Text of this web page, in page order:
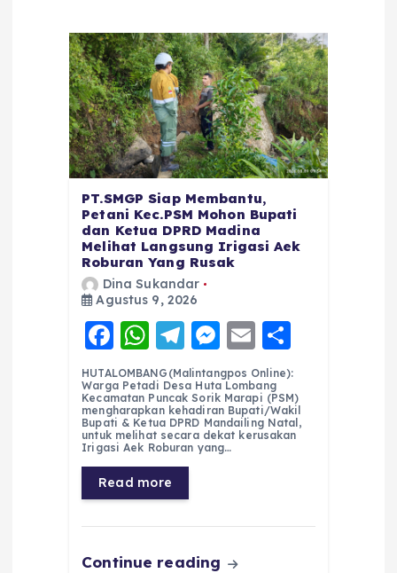
PT.SMGP Siap Membantu,
Petani Kec.PSM Mohon Bupati
dan Ketua DPRD Madina
Melihat Langsung Irigasi Aek
Roburan Yang Rusak
Dina Sukandar
Agustus 9, 2026
F
a
c
e
b
o
o
k
W
h
a
ts
A
p
p
T
el
e
g
r
a
m
M
e
ss
e
n
E
m
ai
l
h
a
re
HUTALOMBANG(Malintangpos Online):
Warga Petadi Desa Huta Lombang
Kecamatan Puncak Sorik Marapi (PSM)
mengharapkan kehadiran Bupati/Wakil
Bupati & Ketua DPRD Mandailing Natal,
untuk melihat secara dekat kerusakan
Irigasi Aek Roburan yang…
Read more
Continue reading